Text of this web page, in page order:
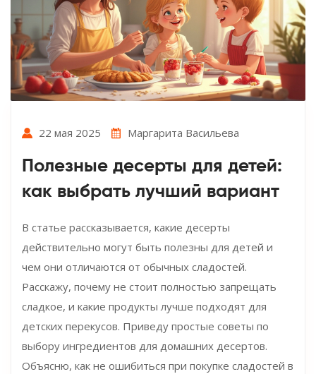
22 мая 2025 Маргарита Васильева
Полезные десерты для детей:
как выбрать лучший вариант
В статье рассказывается, какие десерты
действительно могут быть полезны для детей и
чем они отличаются от обычных сладостей.
Расскажу, почему не стоит полностью запрещать
сладкое, и какие продукты лучше подходят для
детских перекусов. Приведу простые советы по
выбору ингредиентов для домашних десертов.
Объясню, как не ошибиться при покупке сладостей в